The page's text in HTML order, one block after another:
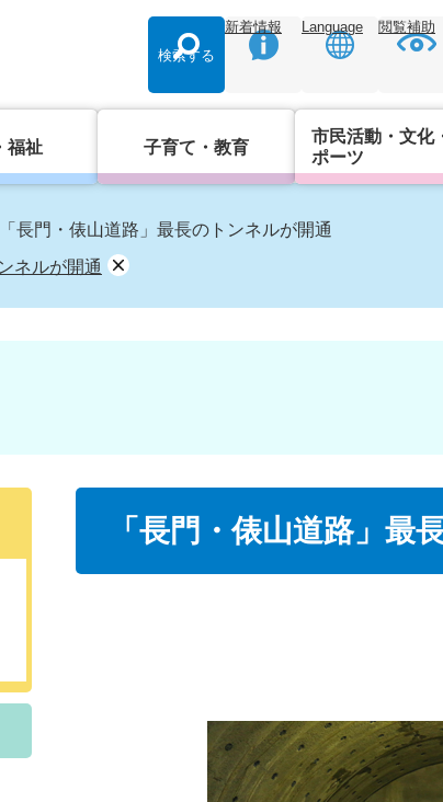
検索する
新着情報 Language 閲覧補助
福祉 子育て・教育
市民活動・文化
ポーツ
「長門・俵山道路」最長のトンネルが開通
ネルが開通
「長門・俵山道路」最